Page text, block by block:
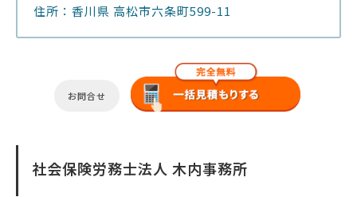
住所：香川県 高松市六条町599-11
お問合せ
社会保険労務士法人 木内事務所